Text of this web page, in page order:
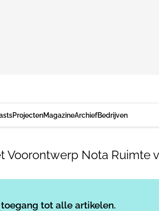
ProjectenMagazineArchiefBedrijven
Voorontwerp Nota Ruimte
tot alle artikelen.